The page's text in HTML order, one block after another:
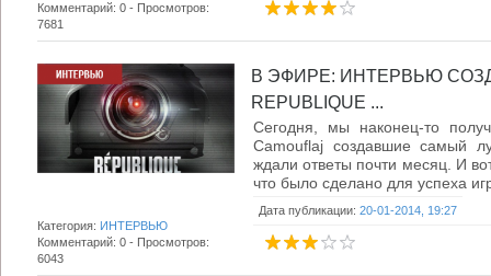
Комментарий: 0 - Просмотров:
7681
В ЭФИРЕ: ИНТЕРВЬЮ
REPUBLIQUE ...
Сегодня, мы наконец-то
Camouflaj создавшие самый
ждали ответы почти месяц. И
что было сделано для успеха
Дата публикации: 20-01-2014, 19:27
Категория: ИНТЕРВЬЮ
Комментарий: 0 - Просмотров:
6043